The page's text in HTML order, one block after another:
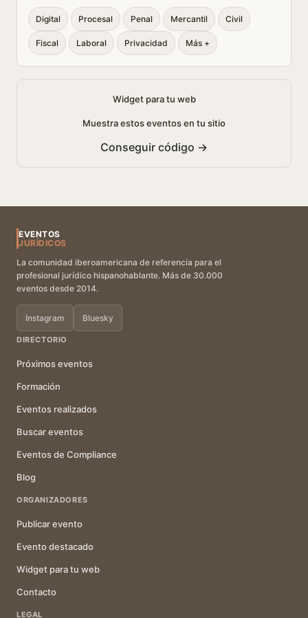
Digital Procesal Penal Mercantil Civil
Fiscal Laboral Privacidad Más +
Widget para tu web
Muestra estos eventos en tu sitio
Conseguir código →
EVENTOS
JURÍDICOS
La comunidad iberoamericana de referencia para el
profesional jurídico hispanohablante. Más de 30.000
eventos desde 2014.
Instagram Bluesky
DIRECTORIO
Próximos eventos
Formación
Eventos realizados
Buscar eventos
Eventos de Compliance
Blog
ORGANIZADORES
Publicar evento
Evento destacado
Widget para tu web
Contacto
LEGAL